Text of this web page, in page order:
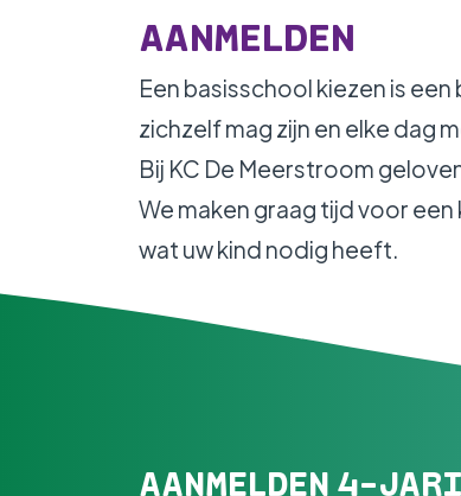
WERKEN BIJAANMELDEN
Een basisschool kiezen is
zichzelf mag zijn en elke dag
Bij KC De Meerstroom
We maken graag tijd voor
wat uw kind nodig heeft.
AANMELDEN 4-